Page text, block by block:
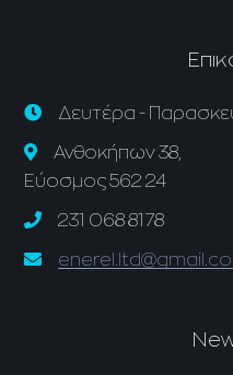
Δευτέρα -
Ανθοκήπων 38,
Εύοσμος 562 24
231 068 8178